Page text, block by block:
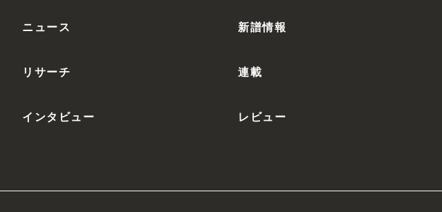
ニュース 新譜情報
リサーチ 連載
インタビュー レビュー